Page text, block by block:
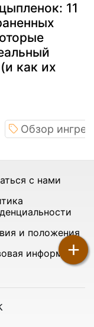
11
как их
+
Обзор
с нами
и положения
информация